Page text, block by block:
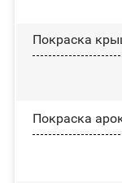
Покраска
Покраска